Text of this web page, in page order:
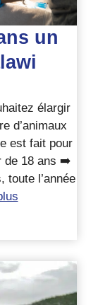
un
élargir
d’animaux
est fait pour
de 18 ans ➡️
l’année